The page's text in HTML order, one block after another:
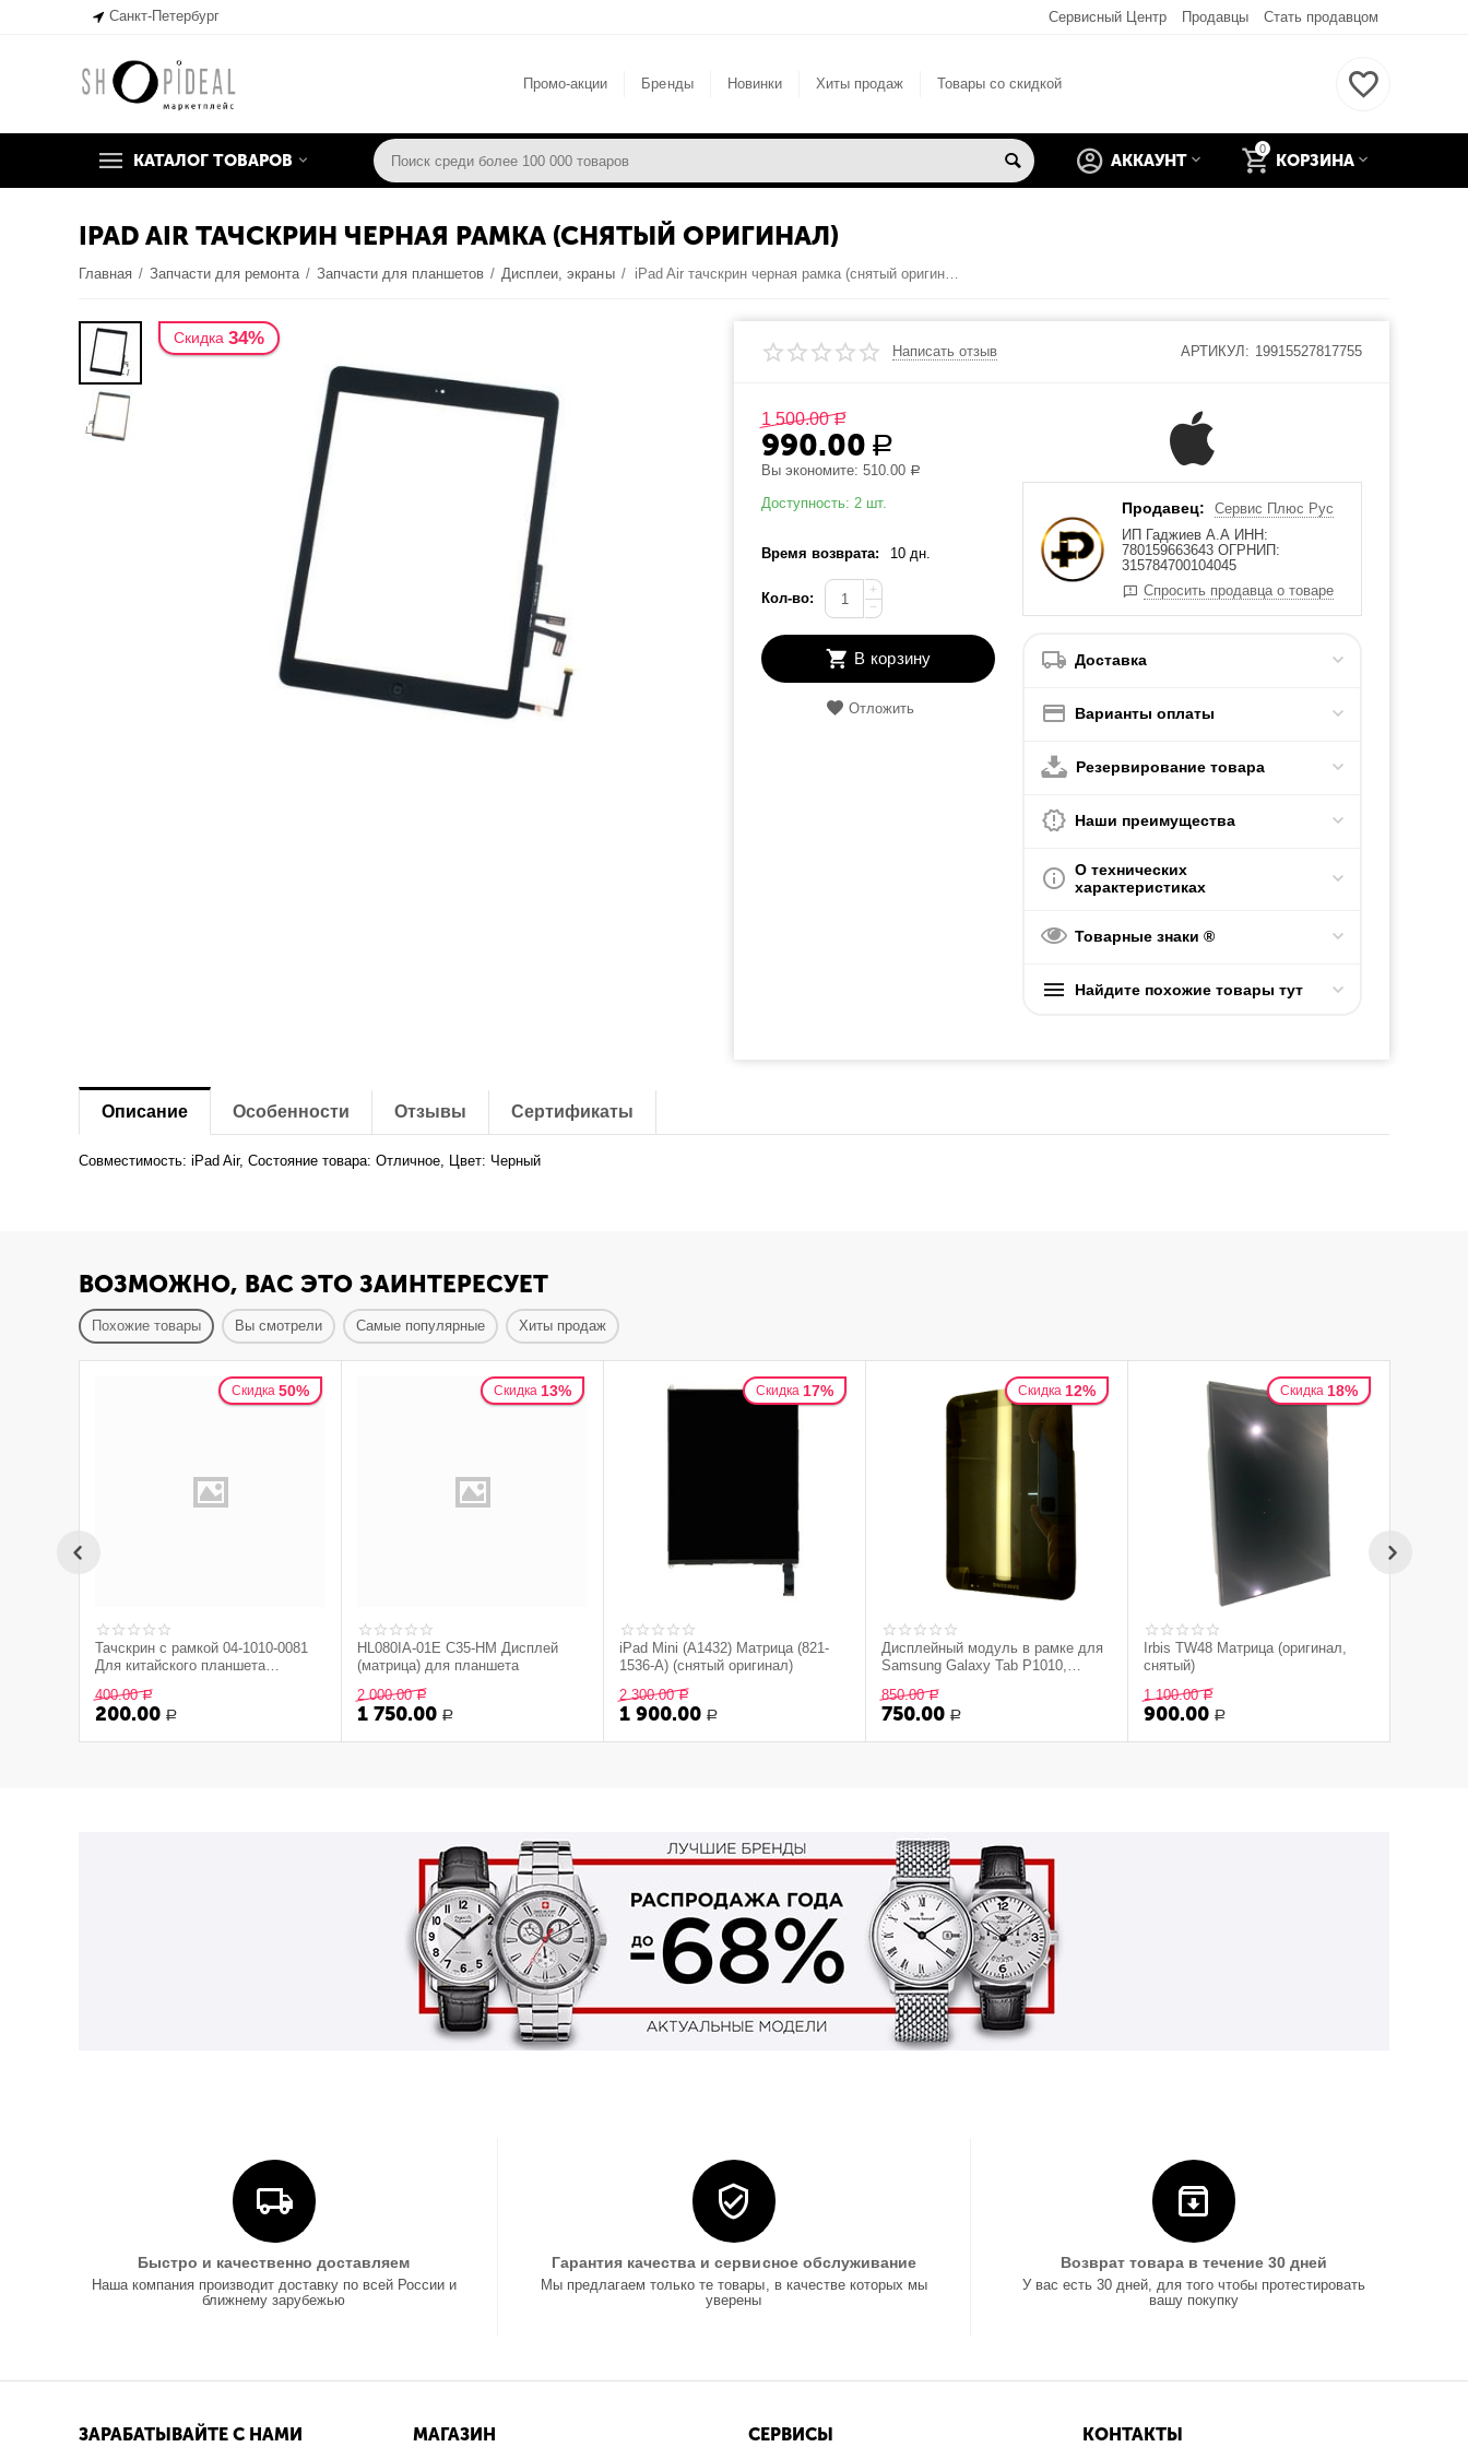
Санкт-Петербург Сервисный Центр Продавцы Стать продавцом
Промо-акции Бренды Новинки Хиты продаж Товары со скидкой
КАТАЛОГ ТОВАРОВ
0
КОРЗИНА
АККАУНТ
IPAD AIR ТАЧСКРИН ЧЕРНАЯ РАМКА (СНЯТЫЙ ОРИГИНАЛ)
Главная / Запчасти для ремонта / Запчасти для планшетов / Дисплеи, экраны / iPad Air тачскрин черная рамка (снятый оригинал)
Скидка 34%
Написать отзыв АРТИКУЛ: 19915527817755
1 500.00 Р
990.00 Р
Вы экономите:510.00 Р
Доступность: 2 шт.
Время возврата: 10 дн.
Кол-во:
+
−
В корзину
Отложить
Продавец:
Сервис Плюс Рус
ИП Гаджиев А.А ИНН:
780159663643 ОГРНИП:
315784700104045
Спросить продавца о товаре
Доставка
Варианты оплаты
Резервирование товара
Наши преимущества
О технических
характеристиках
Товарные знаки ®
Найдите похожие товары тут
Описание Особенности Отзывы Сертификаты
Совместимость: iPad Air, Состояние товара: Отличное, Цвет: Черный
ВОЗМОЖНО, ВАС ЭТО ЗАИНТЕРЕСУЕТ
Похожие товары Вы смотрели Самые популярные Хиты продаж
Скидка 50%
Тачскрин с рамкой 04-1010-0081
Для китайского планшета
400.00 Р
200.00 Р
Скидка 13%
HL080IA-01E C35-HM Дисплей
(матрица) для планшета
2 000.00 Р
1 750.00 Р
Скидка 17%
iPad Mini (A1432) Матрица (821-
1536-A) (снятый оригинал)
2 300.00 Р
1 900.00 Р
Скидка 12%
Дисплейный модуль в рамке для
Samsung Galaxy Tab P1010,
850.00 Р
750.00 Р
Скидка 18%
Irbis TW48 Матрица (оригинал,
снятый)
1 100.00 Р
900.00 Р
Быстро и качественно доставляем
Наша компания производит доставку по всей России и
ближнему зарубежью
Гарантия качества и сервисное обслуживание
Мы предлагаем только те товары, в качестве которых мы
уверены
Возврат товара в течение 30 дней
У вас есть 30 дней, для того чтобы протестировать
вашу покупку
ЗАРАБАТЫВАЙТЕ С НАМИ МАГАЗИН СЕРВИСЫ КОНТАКТЫ